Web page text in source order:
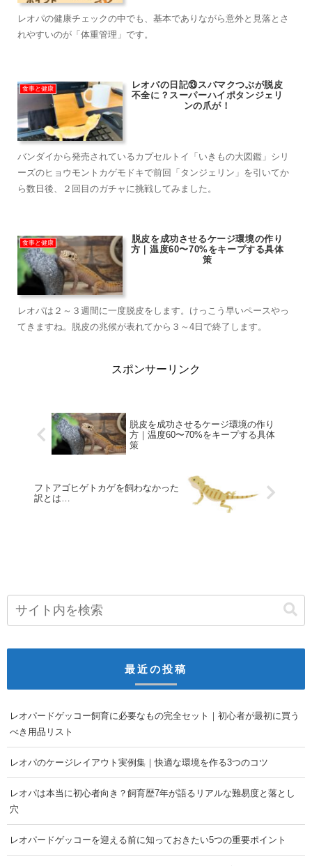
レオパの健康チェックの中でも、基本でありながら意外と見落とさ
れやすいのが「体重管理」です。
食事と健康
レオパの日記⑬スパマクつぶが脱皮
不全に？スーパーハイポタンジェリ
ンの爪が！
バンダイから発売されているカプセルトイ「いきもの大図鑑」シリ
ーズのヒョウモントカゲモドキで前回「タンジェリン」を引いてか
ら数日後、２回目のガチャに挑戦してみました。
食事と健康
脱皮を成功させるケージ環境の作り
方｜温度60〜70%をキープする具体
策
レオパは２～３週間に一度脱皮をします。けっこう早いペースやっ
てきますね。脱皮の兆候が表れてから３～4日で終了します。
スポンサーリンク
脱皮を成功させるケージ環境の作り
方｜温度60〜70%をキープする具体
策
フトアゴヒゲトカゲを飼わなかった
訳とは…
最近の投稿
レオパードゲッコー飼育に必要なもの完全セット｜初心者が最初に買う
べき用品リスト
レオパのケージレイアウト実例集｜快適な環境を作る3つのコツ
レオパは本当に初心者向き？飼育歴7年が語るリアルな難易度と落とし
穴
レオパードゲッコーを迎える前に知っておきたい5つの重要ポイント